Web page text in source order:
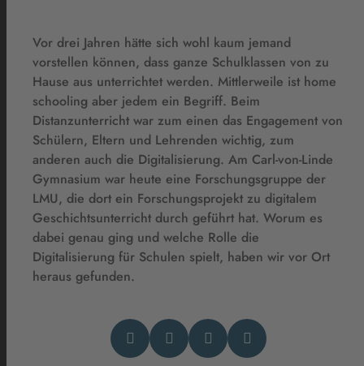
Vor drei Jahren hätte sich wohl kaum jemand
vorstellen können, dass ganze Schulklassen von zu
Hause aus unterrichtet werden. Mittlerweile ist home
schooling aber jedem ein Begriff. Beim
Distanzunterricht war zum einen das Engagement von
Schülern, Eltern und Lehrenden wichtig, zum
anderen auch die Digitalisierung. Am Carl-von-Linde
Gymnasium war heute eine Forschungsgruppe der
LMU, die dort ein Forschungsprojekt zu digitalem
Geschichtsunterricht durch geführt hat. Worum es
dabei genau ging und welche Rolle die
Digitalisierung für Schulen spielt, haben wir vor Ort
heraus gefunden.